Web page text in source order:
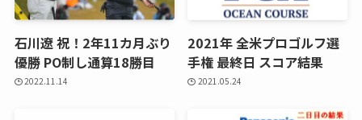
石川遼 祝！2年11カ月ぶり
優勝 PO制し通算18勝目
2022.11.14
2021年 全米プロゴルフ選
手権 最終日 スコア結果
2021.05.24